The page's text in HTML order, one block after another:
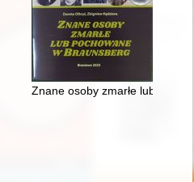
o bogaczu i Łazarzu" z 1643 r.?
Znane osoby zmarłe lub